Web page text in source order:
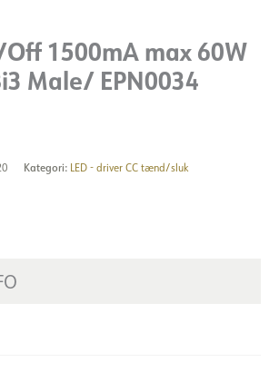
1500mA max 60W
Male/ EPN0034
Kategori: LED - driver CC tænd/sluk